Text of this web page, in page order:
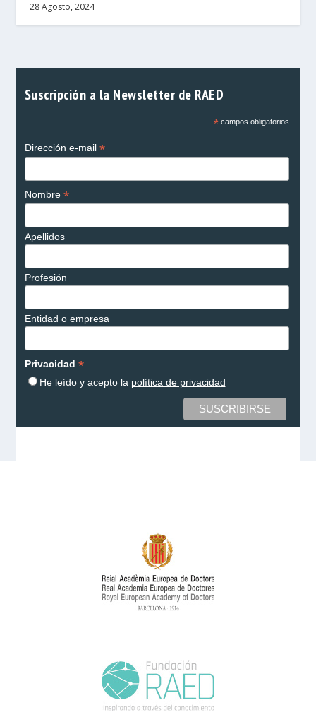
28 Agosto, 2024
Suscripción a la Newsletter de RAED
*campos obligatorios
Dirección e-mail *
Nombre *
Apellidos
Profesión
Entidad o empresa
Privacidad *
He leído y acepto la política de privacidad